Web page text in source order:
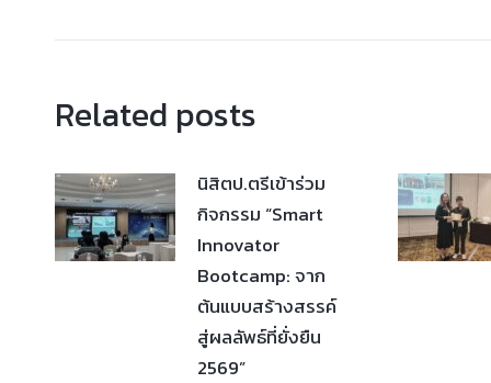
Related posts
นิสิตป.ตรีเข้าร่วม
กิจกรรม “Smart
Innovator
Bootcamp: จาก
ต้นแบบสร้างสรรค์
สู่ผลลัพธ์ที่ยั่งยืน
2569”